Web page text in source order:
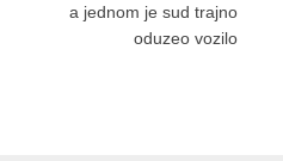
a jednom je sud trajno
oduzeo vozilo